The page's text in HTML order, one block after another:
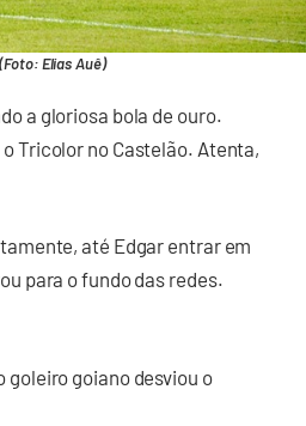
Elias Auê)
a gloriosa bola de ouro.
Tricolor no Castelão. Atenta,
até Edgar entrar em
para o fundo das redes.
goleiro goiano desviou o